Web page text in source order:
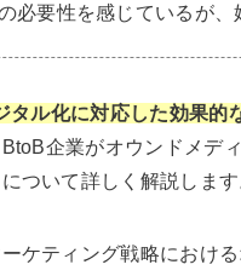
必要性を感じているが、
タル化に対応した効果的
企業がオウンドメデ
ついて詳しく解説します
ケティング戦略におけ